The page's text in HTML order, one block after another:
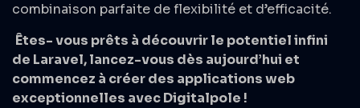
combinaison parfaite de flexibilité et d’efficacité.
Êtes- vous prêts à découvrir le potentiel infini
de Laravel, lancez-vous dès aujourd’hui et
commencez à créer des applications web
exceptionnelles avec Digitalpole !